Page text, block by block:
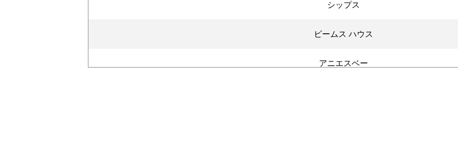
シップス
ビームス ハウス
アニエスベー